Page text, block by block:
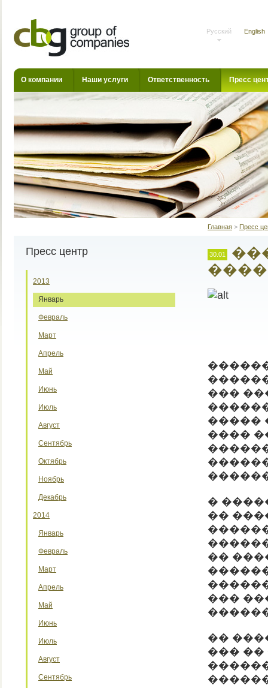
Русский English
О компании Наши услуги Ответственность Пресс
Пресс центр
2013
Январь
Февраль
Март
Апрель
Май
Июнь
Июль
Август
Сентябрь
Октябрь
Ноябрь
Декабрь
2014
Январь
Февраль
Март
Апрель
Май
Июнь
Июль
Август
Сентябрь
Главная > Пресс
30.01
���
�����
����
�
��
��
���
��
��� ��